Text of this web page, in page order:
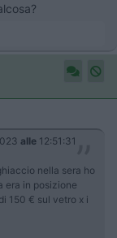
alle 12:51:31
nella sera ho
era in posizione
150 € sul vetro x i